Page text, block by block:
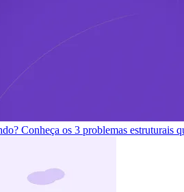
Conheça os 3 problemas estruturais